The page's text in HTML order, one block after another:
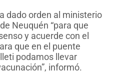
dado orden al ministerio
Neuquén “para que
y acuerde con el
que en el puente
podamos llevar
informó.